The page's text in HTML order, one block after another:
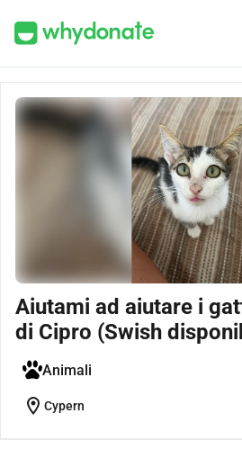
Aiutami ad aiutare i
di Cipro (Swish
Animali
location_on Cypern